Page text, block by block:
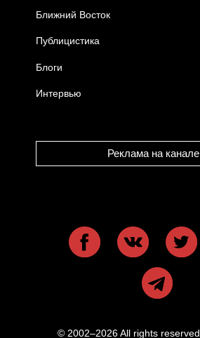
Ближний Восток
Публицистика
Блоги
Интервью
Реклама на
© 2002–2026 All rights